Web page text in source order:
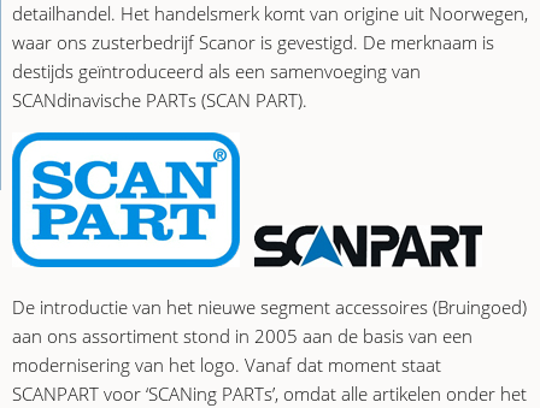
detailhandel. Het handelsmerk komt van origine uit Noorwegen,
waar ons zusterbedrijf Scanor is gevestigd. De merknaam is
destijds geïntroduceerd als een samenvoeging van
SCANdinavische PARTs (SCAN PART).
De introductie van het nieuwe segment accessoires (Bruingoed)
aan ons assortiment stond in 2005 aan de basis van een
modernisering van het logo. Vanaf dat moment staat
SCANPART voor ‘SCANing PARTs’, omdat alle artikelen onder het